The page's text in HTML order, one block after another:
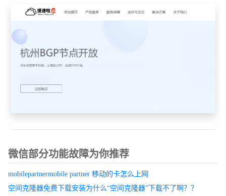
微信部分功能故障为你推荐
mobilepartnermobile partner 移动的卡怎么上网
空间克隆器免费下载安装为什么“空间克隆器”下载不了啊？？